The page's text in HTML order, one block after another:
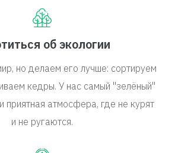
об экологии
но делаем его лучше: сортируем
кедры. У нас самый "зелёный"
приятная атмосфера, где не курят
и не ругаются.